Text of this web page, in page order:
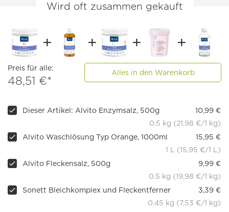
Wird oft zusammen gekauft
Preis für alle:
48,51 €*
Alles in den Warenkorb
Dieser Artikel: Alvito Enzymsalz, 500g
10,99 €
0.5 kg (21,98 €/1 kg)
Alvito Waschlösung Typ Orange, 1000ml
15,95 €
1 L (15,95 €/1 L)
Alvito Fleckensalz, 500g
9,99 €
0.5 kg (19,98 €/1 kg)
Sonett Bleichkomplex und Fleckentferner
3,39 €
0.45 kg (7,53 €/1 kg)